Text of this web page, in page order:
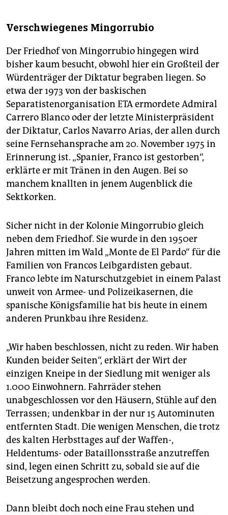
Verschwiegenes Mingorrubio
Der Friedhof von Mingorrubio hingegen wird
bisher kaum besucht, obwohl hier ein Großteil der
Würdenträger der Diktatur begraben liegen. So
etwa der 1973 von der baskischen
Separatistenorganisation ETA ermordete Admiral
Carrero Blanco oder der letzte Ministerpräsident
der Diktatur, Carlos Navarro Arias, der allen durch
seine Fernsehansprache am 20. November 1975 in
Erinnerung ist. „Spanier, Franco ist gestorben“,
erklärte er mit Tränen in den Augen. Bei so
manchem knallten in jenem Augenblick die
Sektkorken.
Sicher nicht in der Kolonie Mingorrubio gleich
neben dem Friedhof. Sie wurde in den 1950er
Jahren mitten im Wald „Monte de El Pardo“ für die
Familien von Francos Leibgardisten gebaut.
Franco lebte im Naturschutzgebiet in einem Palast
unweit von Armee- und Polizeikasernen, die
spanische Königsfamilie hat bis heute in einem
anderen Prunkbau ihre Residenz.
„Wir haben beschlossen, nicht zu reden. Wir haben
Kunden beider Seiten“, erklärt der Wirt der
einzigen Kneipe in der Siedlung mit weniger als
1.000 Einwohnern. Fahrräder stehen
unabgeschlossen vor den Häusern, Stühle auf den
Terrassen; undenkbar in der nur 15 Autominuten
entfernten Stadt. Die wenigen Menschen, die trotz
des kalten Herbsttages auf der Waffen-,
Heldentums- oder Bataillonsstraße anzutreffen
sind, legen einen Schritt zu, sobald sie auf die
Beisetzung angesprochen werden.
Dann bleibt doch noch eine Frau stehen und